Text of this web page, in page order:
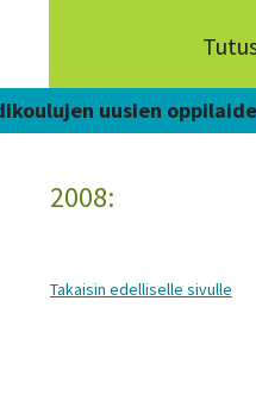
uusien
2008:
Takaisin edelliselle sivulle